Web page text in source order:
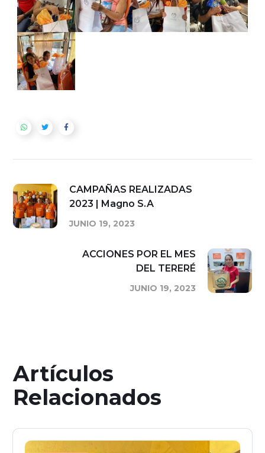
CAMPAÑAS REALIZADAS
2023 | Magno S.A
JUNIO 19, 2023
ACCIONES POR EL MES
DEL TERERÉ
JUNIO 19, 2023
Artículos
Relacionados